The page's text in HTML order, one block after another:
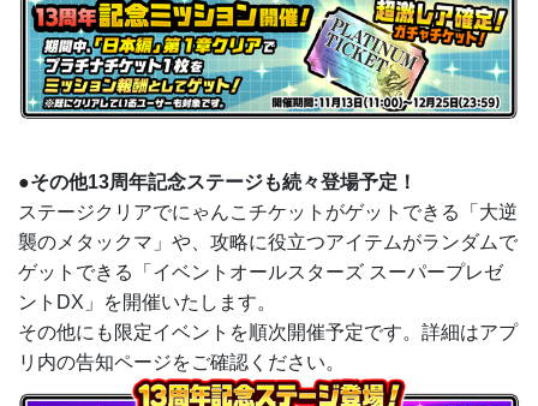
●その他13周年記念ステージも続々登場予定！
ステージクリアでにゃんこチケットがゲットできる「大逆
襲のメタックマ」や、攻略に役立つアイテムがランダムで
ゲットできる「イベントオールスターズ スーパープレゼ
ントDX」を開催いたします。
その他にも限定イベントを順次開催予定です。詳細はアプ
リ内の告知ページをご確認ください。